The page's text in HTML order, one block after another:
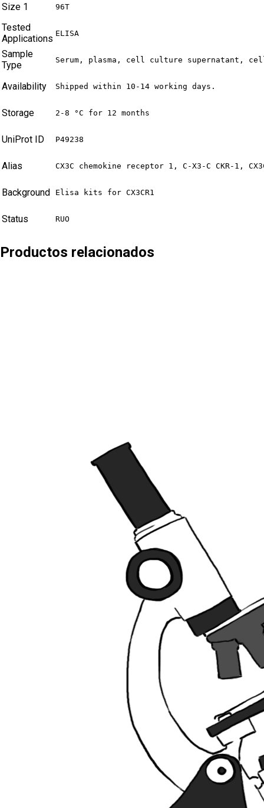
Size 1 96T
Tested
Applications ELISA
Sample
Type
Serum, plasma, cell culture supernatant,
Availability Shipped within 10-14 working days.
Storage 2-8 °C for 12 months
UniProt ID P49238
Alias CX3C chemokine receptor 1, C-X3-C CKR-1,
Background Elisa kits for CX3CR1
Status RUO
Productos relacionados